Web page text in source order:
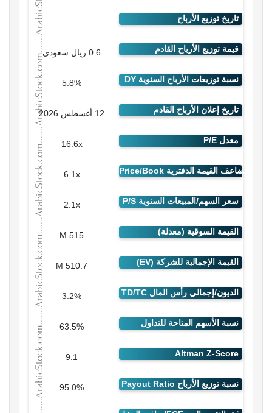
—
0.6 ريال سعودي
5.8%
12 أغسطس 2026
16.6x
6.1x
2.1x
515 M
510.7 M
3.2%
63.5%
9.1
95.0%